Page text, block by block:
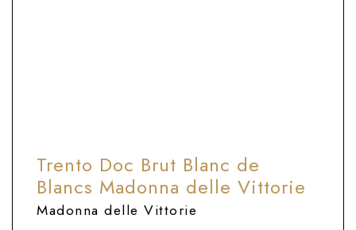
Trento Doc Brut Blanc de
Blancs Madonna delle Vittorie
Madonna delle Vittorie